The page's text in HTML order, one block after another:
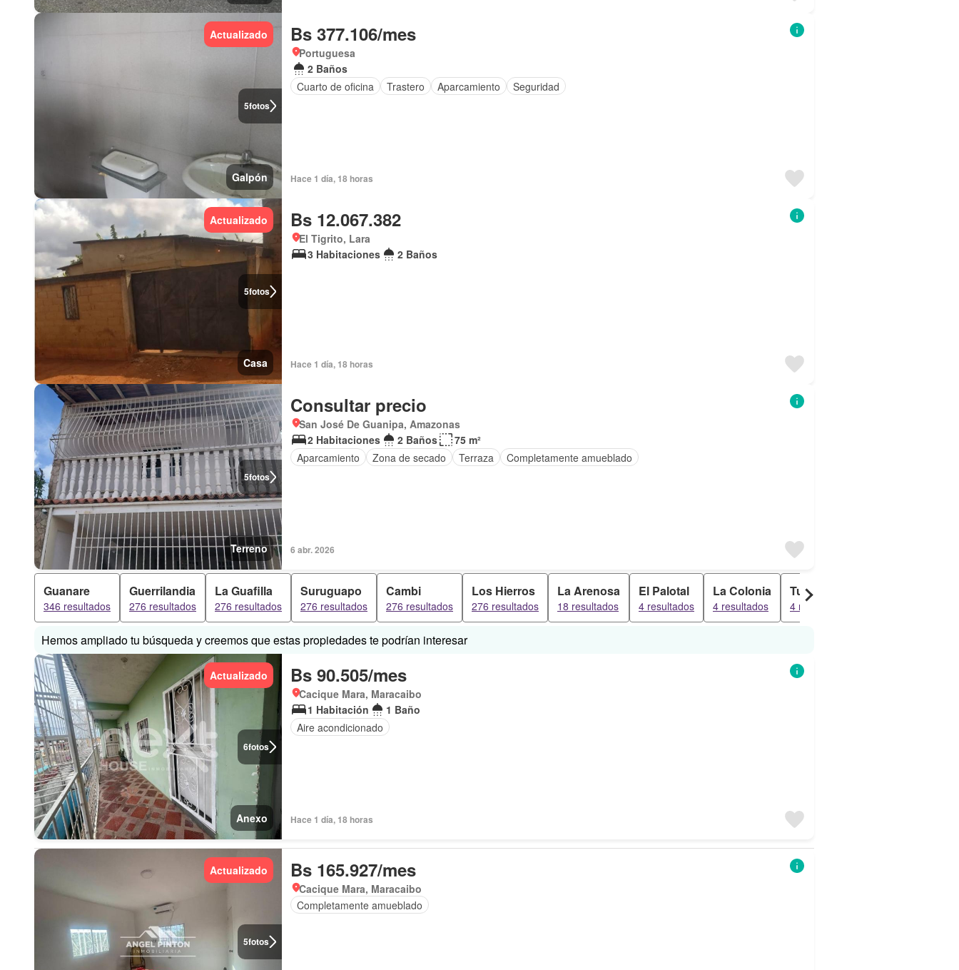
5fotos
Actualizado
Galpón
Bs 377.106/mes
Portuguesa
2 Baños
Cuarto de oficina
Trastero Aparcamiento Seguridad
Hace 1 día, 18 horas
5fotos
Actualizado
Casa
Bs 12.067.382
El Tigrito, Lara
3 Habitaciones
2 Baños
Hace 1 día, 18 horas
5fotos
Terreno
Consultar precio
San José De Guanipa, Amazonas
2 Habitaciones
2 Baños
75 m²
Aparcamiento
Zona de secado Terraza Completamente amueblado
6 abr. 2026
Guanare
346 resultados
Guerrilandia
276 resultados
La Guafilla
276 resultados
Suruguapo
276 resultados
Cambi
276 resultados
Los Hierros
276 resultados
La Arenosa
18 resultados
El Palotal
4 resultados
La Colonia
4 resultados
Tucupido
4 resultados
Hemos ampliado tu búsqueda y creemos que estas propiedades te podrían interesar
6fotos
Actualizado
Anexo
Bs 90.505/mes
Cacique Mara, Maracaibo
1 Habitación
1 Baño
Aire acondicionado
Hace 1 día, 18 horas
5fotos
Actualizado Bs 165.927/mes
Cacique Mara, Maracaibo
Completamente amueblado